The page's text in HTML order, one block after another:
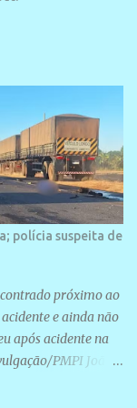
polícia suspeita de
próximo ao
e ainda não
após acidente na
PMPI João